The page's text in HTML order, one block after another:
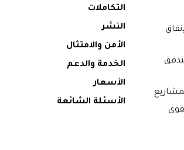
التكاملات
النشر
الأمن والامتثال
الخدمة والدعم
الأسعار
الأسئلة الشائعة